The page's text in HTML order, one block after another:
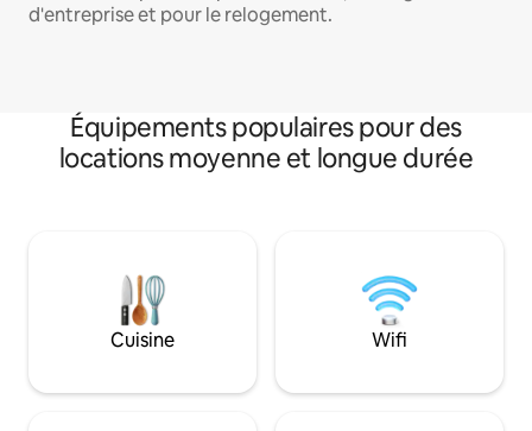
d'entreprise et pour le relogement.
Équipements populaires pour des
locations moyenne et longue durée
Cuisine Wifi